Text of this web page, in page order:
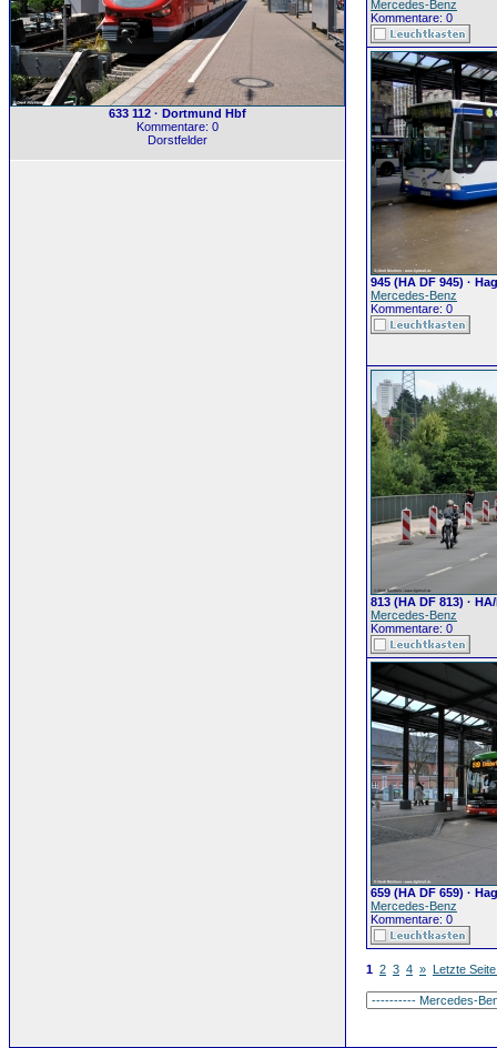
633 112 · Dortmund Hbf
Kommentare: 0
Dorstfelder
Mercedes-Benz
Kommentare: 0
945 (HA DF 945) ·
Mercedes-Benz
Kommentare: 0
813 (HA DF 813) ·
Mercedes-Benz
Kommentare: 0
659 (HA DF 659) ·
Mercedes-Benz
Kommentare: 0
1 2 3 4 » Letzte